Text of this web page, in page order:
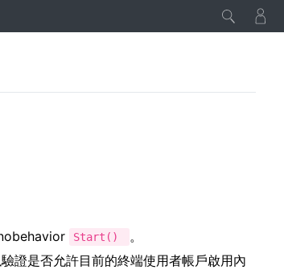
Start()
。
證是否允許目前的終端使用者帳戶啟用內